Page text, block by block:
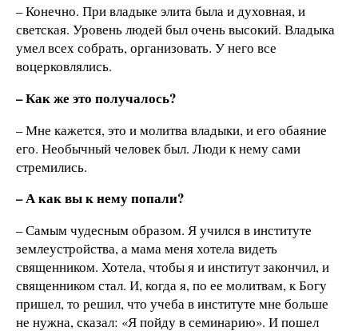
– Конечно. При владыке элита была и духовная, и
светская. Уровень людей был очень высокий. Владыка
умел всех собрать, организовать. У него все
воцерковлялись.
– Как же это получалось?
– Мне кажется, это и молитва владыки, и его обаяние
его. Необычный человек был. Люди к нему сами
стремились.
– А как вы к нему попали?
– Самым чудесным образом. Я учился в институте
землеустройства, а мама меня хотела видеть
священником. Хотела, чтобы я и институт закончил, и
священником стал. И, когда я, по ее молитвам, к Богу
пришел, то решил, что учеба в институте мне больше
не нужна, сказал: «Я пойду в семинарию». И пошел